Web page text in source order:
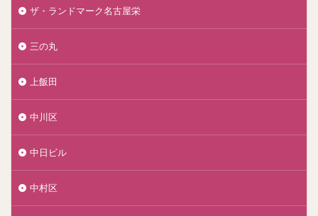
ザ・ランドマーク名古屋栄
三の丸
上飯田
中川区
中日ビル
中村区